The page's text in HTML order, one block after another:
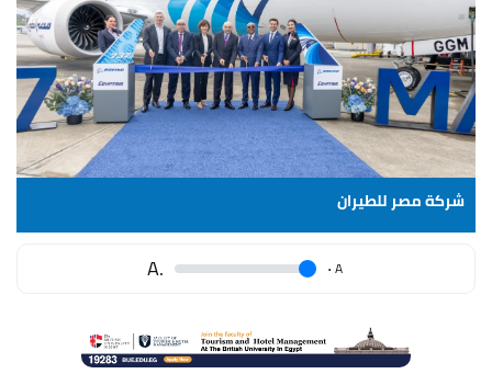
شركة مصر للطيران
A
.
.A